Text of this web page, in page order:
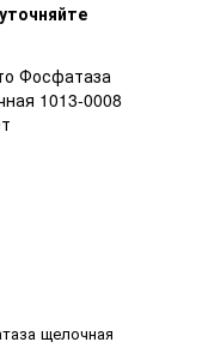
щелочная